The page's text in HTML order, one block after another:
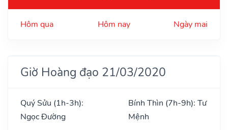
Hôm qua Hôm nay Ngày mai
Giờ Hoàng đạo 21/03/2020
Quý Sửu (1h-3h):
Ngọc Đường
Bính Thìn (7h-9h): Tư
Mệnh